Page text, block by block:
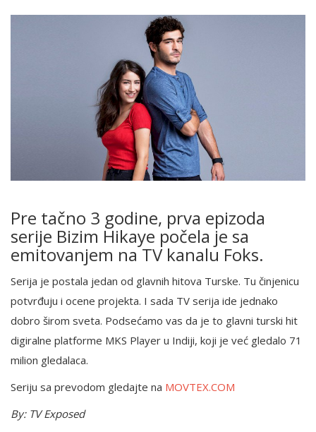
Pre tačno 3 godine, prva epizoda
serije Bizim Hikaye počela je sa
emitovanjem na TV kanalu Foks.
Serija je postala jedan od glavnih hitova Turske. Tu činjenicu
potvrđuju i ocene projekta. I sada TV serija ide jednako
dobro širom sveta. Podsećamo vas da je to glavni turski hit
digiralne platforme MKS Player u Indiji, koji je već gledalo 71
milion gledalaca.
Seriju sa prevodom gledajte na MOVTEX.COM
By: TV Exposed